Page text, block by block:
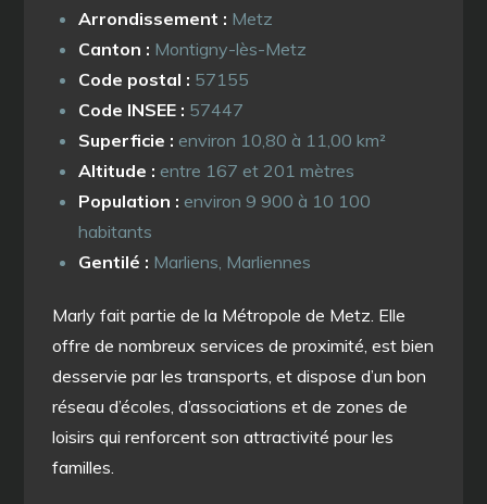
Arrondissement : Metz
Canton : Montigny-lès-Metz
Code postal : 57155
Code INSEE : 57447
Superficie : environ 10,80 à 11,00 km²
Altitude : entre 167 et 201 mètres
Population : environ 9 900 à 10 100
habitants
Gentilé : Marliens, Marliennes
Marly fait partie de la Métropole de Metz. Elle
offre de nombreux services de proximité, est bien
desservie par les transports, et dispose d’un bon
réseau d’écoles, d’associations et de zones de
loisirs qui renforcent son attractivité pour les
familles.